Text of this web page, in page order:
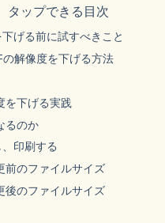
タップできる目次
げる前に試すべきこと
解像度を下げる方法
を下げる実践
るのか
印刷する
前のファイルサイズ
後のファイルサイズ